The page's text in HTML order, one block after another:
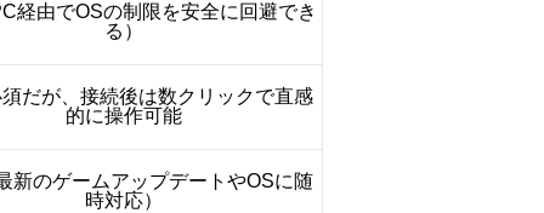
経由でOSの制限を安全に回避でき
る）
だが、接続後は数クリックで直感
的に操作可能
新のゲームアップデートやOSに随
時対応）